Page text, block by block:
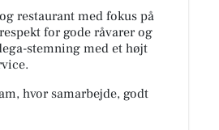
restaurant med fokus på
for gode råvarer og
stemning med et højt
hvor samarbejde, godt